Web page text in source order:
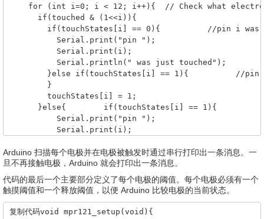
for (int i=0; i < 12; i++){  // Check what
if(touched & (1<<i)){
if(touchStates[i] == 0){          //pin i was
Serial.print("pin ");
Serial.print(i);
Serial.println(" was just touched");
}else if(touchStates[i] == 1){          //pin i
}
touchStates[i] = 1;
}else{        if(touchStates[i] == 1){
Serial.print("pin ");
Serial.print(i);
//pin i is no longer being touched
}
touchStates[i] = 0;
}
}
}}
Arduino 扫描每个电极并在电极被触发时通过串行打印出一条消息。 一
旦不再接触电极，Arduino 就会打印出一条消息。
代码的最后一个主要部分定义了每个电极的阈值。 每个电极必须有一个
触摸阈值和一个释放阈值，以便 Arduino 比较电极的当前状态。
复制代码void mpr121_setup(void){